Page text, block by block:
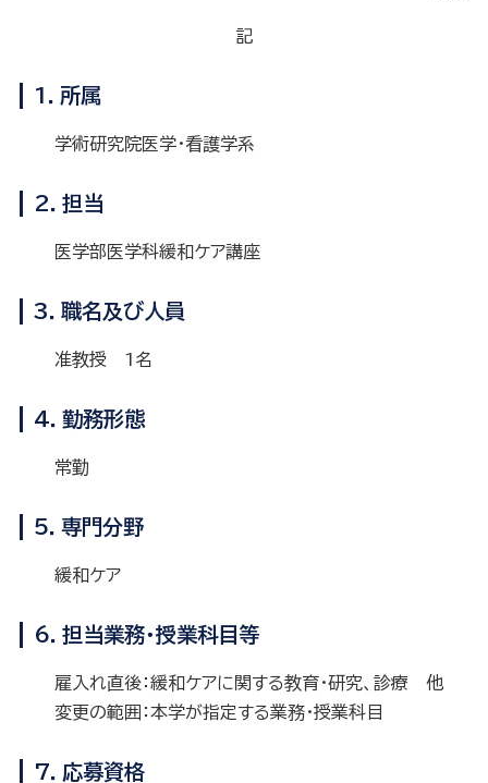
記
1．所属
学術研究院医学・看護学系
2．担当
医学部医学科緩和ケア講座
3．職名及び人員
准教授 1名
4．勤務形態
常勤
5．専門分野
緩和ケア
6．担当業務・授業科目等
雇入れ直後：緩和ケアに関する教育・研究、診療 他
変更の範囲：本学が指定する業務・授業科目
7．応募資格